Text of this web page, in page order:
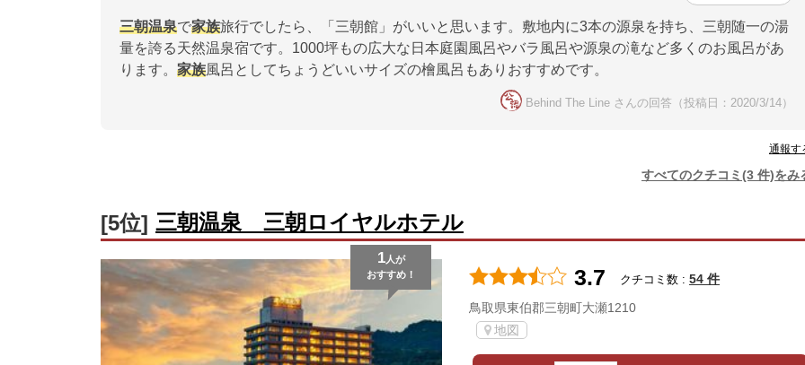
三朝温泉で家族旅行でしたら、「三朝館」がいいと思います。敷地内に3本の源泉を持ち、三朝随一の湯
量を誇る天然温泉宿です。1000坪もの広大な日本庭園風呂やバラ風呂や源泉の滝など多くのお風呂があ
ります。 家族風呂としてちょうどいいサイズの檜風呂もありおすすめです。
Behind The Line さんの回答（投稿日：2020/3/14）
通報す
すべてのクチコミ(3 件)をみ
[5位] 三朝温泉 三朝ロイヤルホテル
1人が
おすすめ！
3.7 クチコミ数 : 54 件
鳥取県東伯郡三朝町大瀬1210
地図